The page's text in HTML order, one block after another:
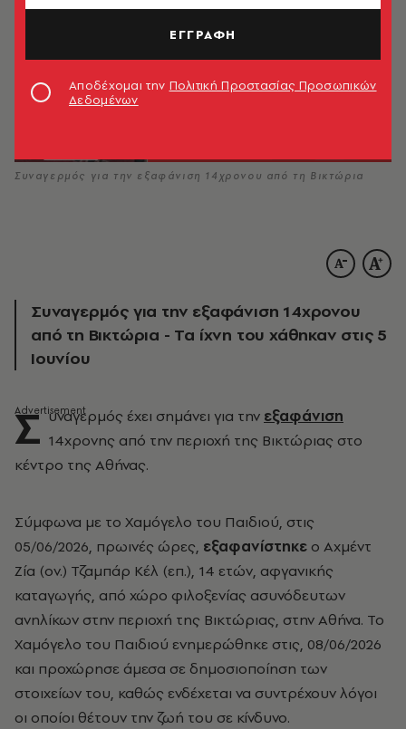
Συναγερμός για την εξαφάνιση 14χρονου από τη Βικτώρια
Συναγερμός για την εξαφάνιση 14χρονου
από τη Βικτώρια - Τα ίχνη του χάθηκαν στις 5
Ιουνίου
Σ υναγερμός έχει σημάνει για την εξαφάνιση
14χρονης από την περιοχή της Βικτώριας στο
κέντρο της Αθήνας.
Σύμφωνα με το Χαμόγελο του Παιδιού, στις
05/06/2026, πρωινές ώρες, εξαφανίστηκε ο Αχμέντ
Ζία (ον.) Τζαμπάρ Κέλ (επ.), 14 ετών, αφγανικής
καταγωγής, από χώρο φιλοξενίας ασυνόδευτων
ανηλίκων στην περιοχή της Βικτώριας, στην Αθήνα. Το
Χαμόγελο του Παιδιού ενημερώθηκε στις, 08/06/2026
και προχώρησε άμεσα σε δημοσιοποίηση των
στοιχείων του, καθώς ενδέχεται να συντρέχουν λόγοι
οι οποίοι θέτουν την ζωή του σε κίνδυνο.
ΕΓΓΡΑΦΗ
Αποδέχομαι την Πολιτική Προστασίας Προσωπικών
Δεδομένων